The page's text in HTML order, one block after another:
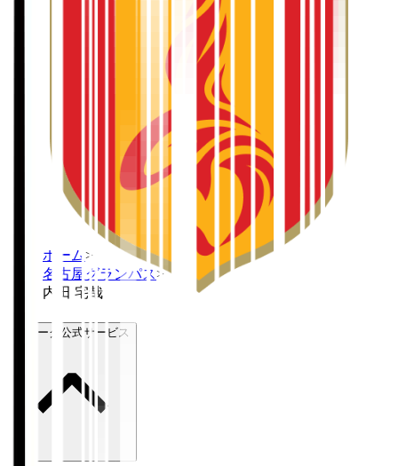
ホーム >
名古屋グランパス>
内田 宅哉
Ｊリーグ公式サービス